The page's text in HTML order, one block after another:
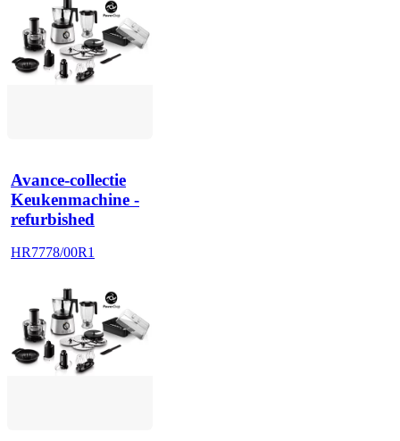
Avance-collectie
Keukenmachine -
refurbished
HR7778/00R1